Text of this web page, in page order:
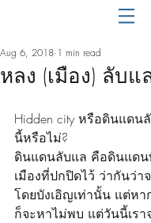
หลง (เมือง) ลับแ
Aug 6, 2018 1 min read
Hidden city หรือดินแด
นี้หรือไม่?
ดินแดนลับแล คือดินแดน
เมืองที่ปกปิดไว้ ว่ากันว่า
โดยบังเอิญเท่านั้น แต่หา
ก็จะหาไม่พบ แต่วันนี้เร